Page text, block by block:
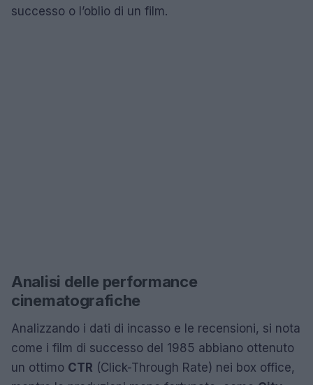
successo o l’oblio di un film.
Analisi delle performance
cinematografiche
Analizzando i dati di incasso e le recensioni, si nota
come i film di successo del 1985 abbiano ottenuto
un ottimo CTR (Click-Through Rate) nei box office,